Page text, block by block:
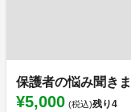
保護者の悩み聞き
¥5,000 (税込)残り4